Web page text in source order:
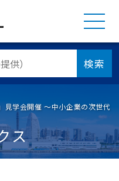
検索
見学会開催 ～中小企業の次世代
ス